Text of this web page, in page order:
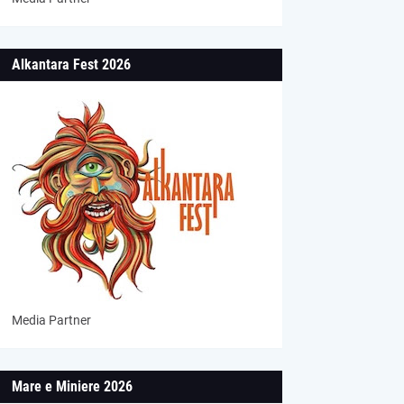
Alkantara Fest 2026
Media Partner
Mare e Miniere 2026